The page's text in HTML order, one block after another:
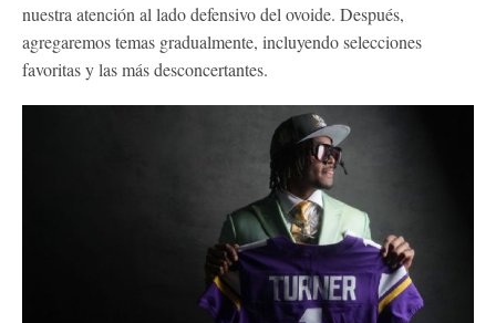
nuestra atención al lado defensivo del ovoide. Después,
agregaremos temas gradualmente, incluyendo selecciones
favoritas y las más desconcertantes.